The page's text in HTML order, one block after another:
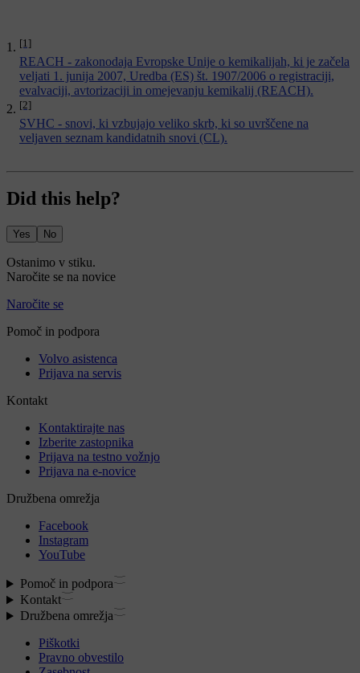
[1]
REACH - zakonodaja Evropske Unije o kemikalijah, ki je začela
veljati 1. junija 2007, Uredba (ES) št. 1907/2006 o registraciji,
evalvaciji, avtorizaciji in omejevanju kemikalij (REACH).
[2]
SVHC - snovi, ki vzbujajo veliko skrb, ki so uvrščene na
veljaven seznam kandidatnih snovi (CL).
Did this help?
Yes No